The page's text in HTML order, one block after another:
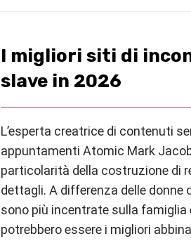
I migliori siti di
slave in 2026
L’esperta creatrice di contenuti
appuntamenti Atomic Mark
particolarità della costruzione di
dettagli. A differenza delle donne
sono più incentrate sulla famiglia
potrebbero essere i migliori